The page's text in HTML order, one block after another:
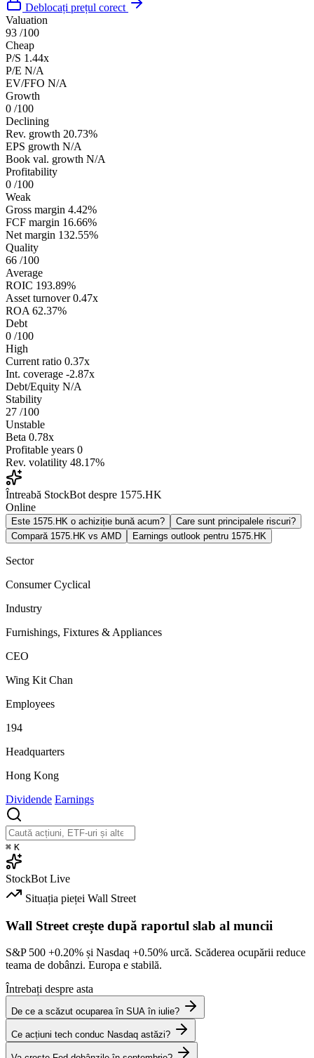
Deblocați prețul corect
Valuation
93 /100
Cheap
P/S 1.44x
P/E N/A
EV/FFO N/A
Growth
0 /100
Declining
Rev. growth 20.73%
EPS growth N/A
Book val. growth N/A
Profitability
0 /100
Weak
Gross margin 4.42%
FCF margin 16.66%
Net margin 132.55%
Quality
66 /100
Average
ROIC 193.89%
Asset turnover 0.47x
ROA 62.37%
Debt
0 /100
High
Current ratio 0.37x
Int. coverage -2.87x
Debt/Equity N/A
Stability
27 /100
Unstable
Beta 0.78x
Profitable years 0
Rev. volatility 48.17%
Întreabă StockBot despre 1575.HK
Online
Este 1575.HK o achiziție bună acum?
Care sunt principalele riscuri?
Compară 1575.HK vs AMD
Earnings outlook pentru 1575.HK
Sector
Consumer Cyclical
Industry
Furnishings, Fixtures & Appliances
CEO
Wing Kit Chan
Employees
194
Headquarters
Hong Kong
Dividende Earnings
⌘ K
StockBot Live
Situația pieței Wall Street
Wall Street crește după raportul slab al muncii
S&P 500 +0.20% și Nasdaq +0.50% urcă. Scăderea ocupării reduce
teama de dobânzi. Europa e stabilă.
Întrebați despre asta
De ce a scăzut ocuparea în SUA în iulie?
Ce acțiuni tech conduc Nasdaq astăzi?